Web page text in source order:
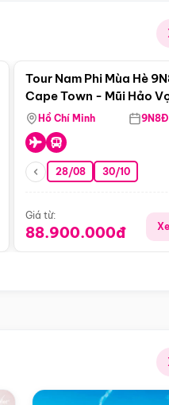
Tour Nam Phi Mùa Hè
Cape Town - Mũi Hảo
Bàn - Johannesburg -
Safari - Lodge
Hồ Chí Minh 9N8Đ
28/08 30/10
Giá từ:
88.900.000đ